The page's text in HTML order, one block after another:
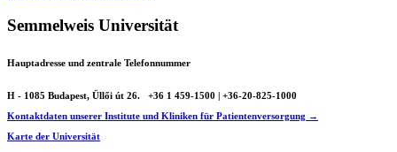
Semmelweis Universität
Hauptadresse und zentrale Telefonnummer
H - 1085 Budapest, Üllői út 26.
+36 1 459-1500 | +36-20-825-1000
Kontaktdaten unserer Institute und Kliniken für Patientenversorgung →
Karte der Universität